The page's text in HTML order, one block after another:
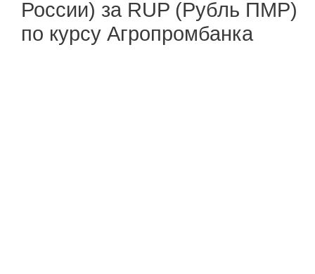
России) за RUP (Рубль ПМР)
по курсу Агропромбанка